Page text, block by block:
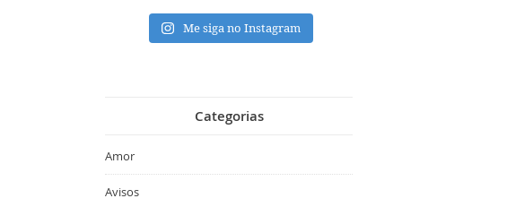
Me siga no Instagram
Categorias
Amor
Avisos